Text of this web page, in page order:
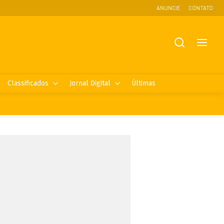
ANUNCIE CONTATO
Classificados Jornal Digital Últimas